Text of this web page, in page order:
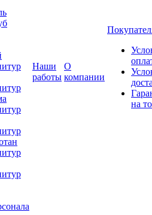
Наши
работы
О
компании
на